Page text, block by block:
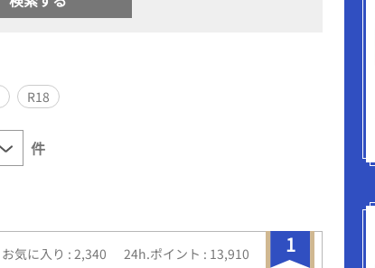
R18
件
1
お気に入り : 2,340 24h.ポイント : 13,910